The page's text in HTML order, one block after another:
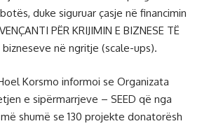
duke siguruar çasje në financimin
PËR KRIJIMIN E BIZNESE TË
bizneseve në ngritje (scale-ups).
Korsmo informoi se Organizata
e sipërmarrjeve – SEED që nga
shumë se 130 projekte donatorësh